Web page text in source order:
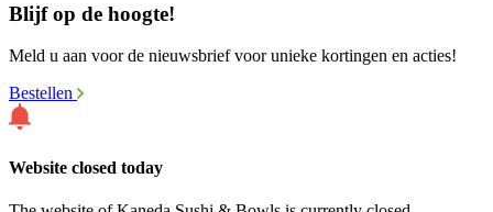
Blijf op de hoogte!
Meld u aan voor de nieuwsbrief voor unieke kortingen en acties!
Bestellen
Website closed today